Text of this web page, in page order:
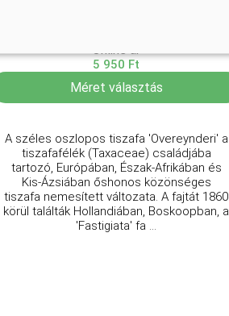
Online ár
5 950 Ft
Méret választás
A széles oszlopos tiszafa 'Overeynderi' a
tiszafafélék (Taxaceae) családjába
tartozó, Európában, Észak-Afrikában és
Kis-Ázsiában őshonos közönséges
tiszafa nemesített változata. A fajtát 1860
körül találták Hollandiában, Boskoopban, a
'Fastigiata' fa ...